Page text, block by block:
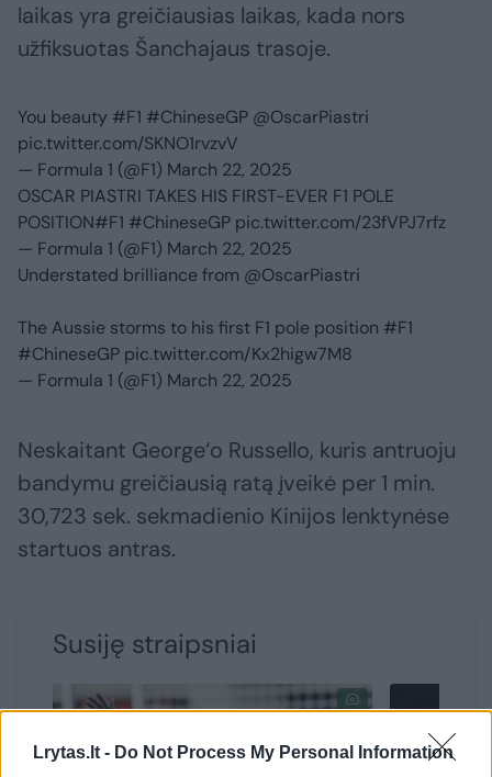
Lrytas.lt - Do Not Process My Personal Information
laikas yra greičiausias laikas, kada nors
užfiksuotas Šanchajaus trasoje.
You beauty #F1 #ChineseGP @OscarPiastri
pic.twitter.com/SKNO1rvzvV
— Formula 1 (@F1) March 22, 2025
OSCAR PIASTRI TAKES HIS FIRST-EVER F1 POLE
POSITION#F1 #ChineseGP pic.twitter.com/23fVPJ7rfz
— Formula 1 (@F1) March 22, 2025
Understated brilliance from @OscarPiastri
The Aussie storms to his first F1 pole position #F1
#ChineseGP pic.twitter.com/Kx2higw7M8
— Formula 1 (@F1) March 22, 2025
Neskaitant George‘o Russello, kuris antruoju
bandymu greičiausią ratą įveikė per 1 min.
30,723 sek. sekmadienio Kinijos lenktynėse
startuos antras.
Susiję straipsniai